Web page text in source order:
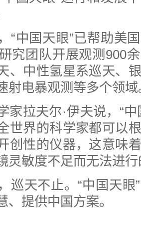
国天眼”已帮助美国
究团队开展观测900
、中性氢星系巡天、
射电暴观测等多个领域
拉夫尔·伊夫说，“中
世界的科学家都可以
创性的仪器，这意味
灵敏度不足而无法进
天不止。“中国天眼”
、提供中国方案。